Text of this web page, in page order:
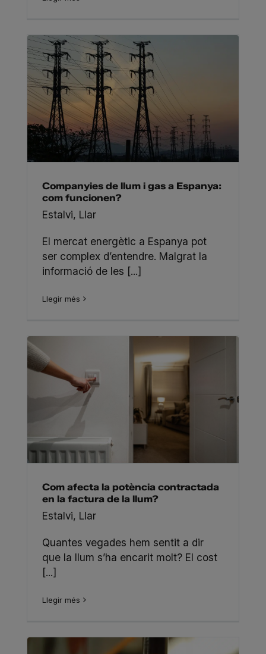
Companyies de llum i gas a Espanya:
com funcionen?
Estalvi, Llar
El mercat energètic a Espanya pot
ser complex d’entendre. Malgrat la
informació de les [...]
Llegir més
Com afecta la potència contractada
en la factura de la llum?
Estalvi, Llar
Quantes vegades hem sentit a dir
que la llum s’ha encarit molt? El cost
[...]
Llegir més